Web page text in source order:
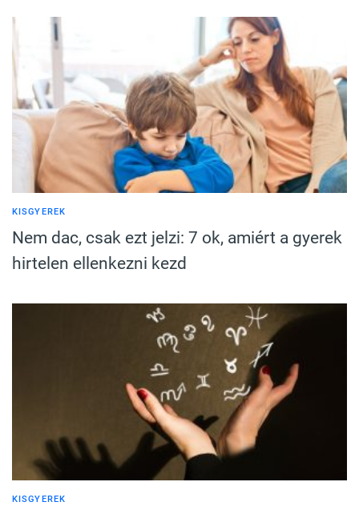
KISGYEREK
Nem dac, csak ezt jelzi: 7 ok, amiért a gyerek
hirtelen ellenkezni kezd
KISGYEREK